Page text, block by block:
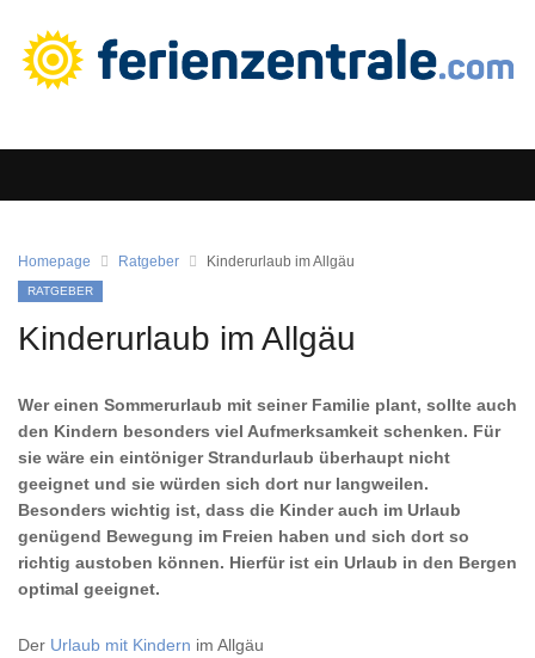
Homepage Ratgeber Kinderurlaub im Allgäu
RATGEBER
Kinderurlaub im Allgäu
Wer einen Sommerurlaub mit seiner Familie plant, sollte auch
den Kindern besonders viel Aufmerksamkeit schenken. Für
sie wäre ein eintöniger Strandurlaub überhaupt nicht
geeignet und sie würden sich dort nur langweilen.
Besonders wichtig ist, dass die Kinder auch im Urlaub
genügend Bewegung im Freien haben und sich dort so
richtig austoben können. Hierfür ist ein Urlaub in den Bergen
optimal geeignet.
Der Urlaub mit Kindern im Allgäu